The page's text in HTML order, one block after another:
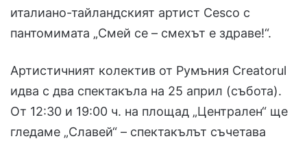
италиано-тайландският артист Cesco с
пантомимата „Смей се – смехът е здраве!“.
Артистичният колектив от Румъния Creatorul
идва с два спектакъла на 25 април (събота).
От 12:30 и 19:00 ч. на площад „Централен“ ще
гледаме „Славей“ – спектакълът съчетава